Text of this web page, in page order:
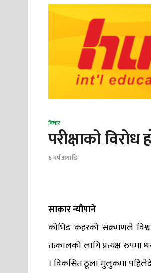
विचार
परीक्षाको
६ वर्ष अगाडि
साकार न्यौपाने
कोभिड कहरको संक्रमणले
तत्कालको लागि प्रत्यक्ष रुपमा
। विकसित ठूला मुलुकमा